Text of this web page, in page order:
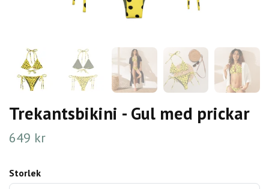
Trekantsbikini - Gul med prickar
649 kr
Storlek